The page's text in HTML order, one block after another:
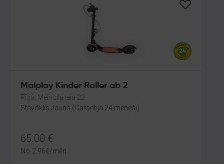
Malplay Kinder Roller ab 2
Rīga, Melnsila iela 22
Stāvoklis Jauns (Garantija 24 mēneši)
65.00 €
No 2.96€/mēn.